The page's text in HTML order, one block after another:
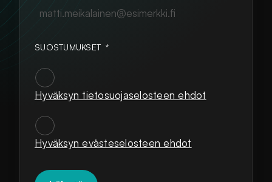
SUOSTUMUKSET *
Hyväksyn tietosuojaselosteen ehdot
SUOSTUMUKSET
Hyväksyn evästeselosteen ehdot